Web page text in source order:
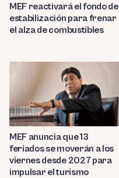
MEF reactivará el fondo de
estabilización para frenar
el alza de combustibles
MEF anuncia que 13
feriados se moverán a los
viernes desde 2027 para
impulsar el turismo